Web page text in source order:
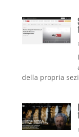
della propria